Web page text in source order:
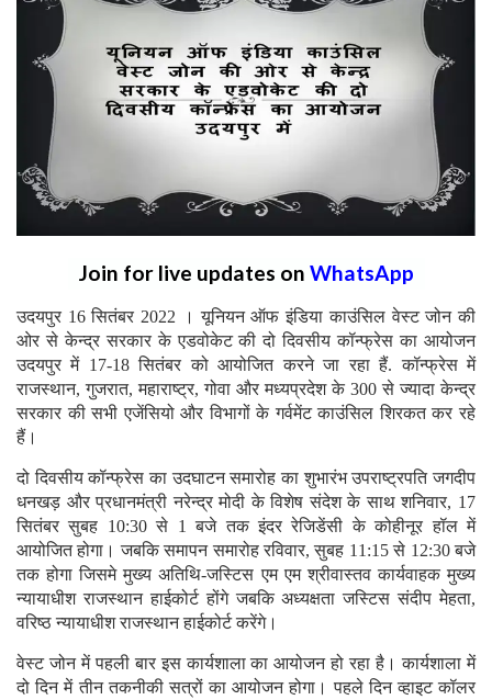
Join for live updates on WhatsApp
उदयपुर 16 सितंबर 2022 । यूनियन ऑफ इंडिया काउंसिल वेस्ट जोन की
ओर से केन्द्र सरकार के एडवोकेट की दो दिवसीय कॉन्फ्रेस का आयोजन
उदयपुर में 17-18 सितंबर को आयोजित करने जा रहा हैं. कॉन्फ्रेस में
राजस्थान, गुजरात, महाराष्ट्र, गोवा और मध्यप्रदेश के 300 से ज्यादा केन्द्र
सरकार की सभी एजेंसियो और विभागों के गर्वमेंट काउंसिल शिरकत कर रहे
हैं।
दो दिवसीय कॉन्फ्रेस का उदघाटन समारोह का शुभारंभ उपराष्ट्रपति जगदीप
धनखड़ और प्रधानमंत्री नरेन्द्र मोदी के विशेष संदेश के साथ शनिवार, 17
सितंबर सुबह 10:30 से 1 बजे तक इंदर रेजिडेंसी के कोहीनूर हॉल में
आयोजित होगा। जबकि समापन समारोह रविवार, सुबह 11:15 से 12:30 बजे
तक होगा जिसमे मुख्य अतिथि-जस्टिस एम एम श्रीवास्तव कार्यवाहक मुख्य
न्यायाधीश राजस्थान हाईकोर्ट होंगे जबकि अध्यक्षता जस्टिस संदीप मेहता,
वरिष्ठ न्यायाधीश राजस्थान हाईकोर्ट करेंगे।
वेस्ट जोन में पहली बार इस कार्यशाला का आयोजन हो रहा है। कार्यशाला में
दो दिन में तीन तकनीकी सत्रों का आयोजन होगा। पहले दिन व्हाइट कॉलर